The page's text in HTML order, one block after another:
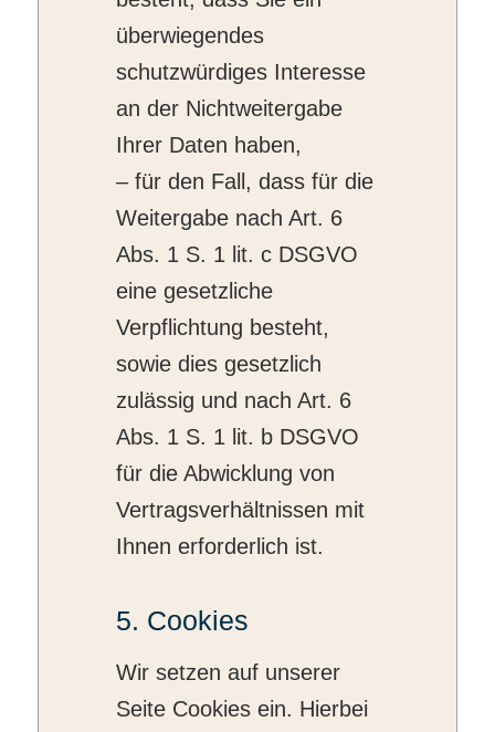
überwiegendes
schutzwürdiges Interesse
an der Nichtweitergabe
Ihrer Daten haben,
– für den Fall, dass für die
Weitergabe nach Art. 6
Abs. 1 S. 1 lit. c DSGVO
eine gesetzliche
Verpflichtung besteht,
sowie dies gesetzlich
zulässig und nach Art. 6
Abs. 1 S. 1 lit. b DSGVO
für die Abwicklung von
Vertragsverhältnissen mit
Ihnen erforderlich ist.
5. Cookies
Wir setzen auf unserer
Seite Cookies ein. Hierbei